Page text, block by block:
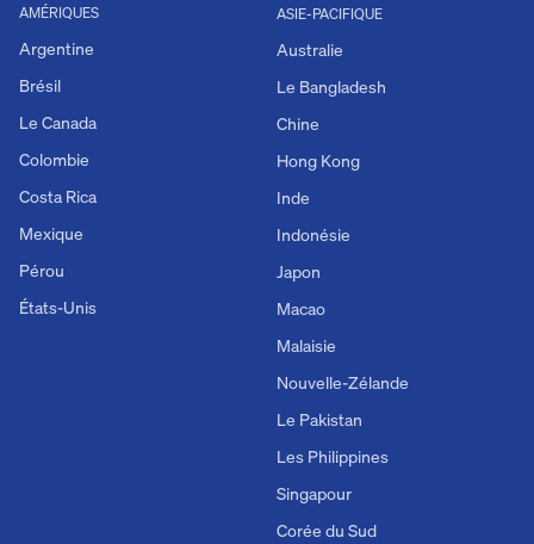
AMÉRIQUES
Argentine
Brésil
Le Canada
Colombie
Costa Rica
Mexique
Pérou
États-Unis
ASIE-PACIFIQUE
Australie
Le Bangladesh
Chine
Hong Kong
Inde
Indonésie
Japon
Macao
Malaisie
Nouvelle-Zélande
Le Pakistan
Les Philippines
Singapour
Corée du Sud